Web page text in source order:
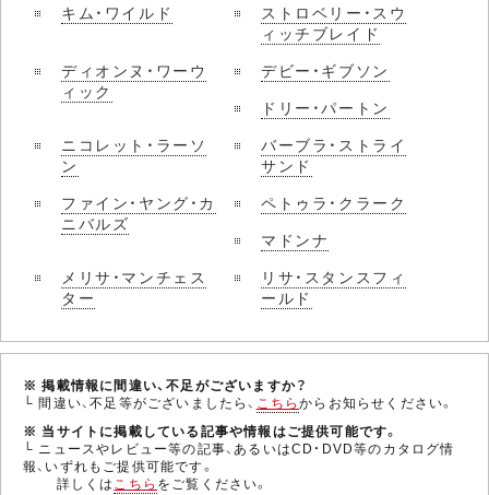
キム・ワイルド
ストロベリー・スウ
ィッチブレイド
ディオンヌ・ワーウ
ィック
デビー・ギブソン
ドリー・パートン
ニコレット・ラーソ
ン
バーブラ・ストライ
サンド
ファイン・ヤング・カ
ニバルズ
ペトゥラ・クラーク
マドンナ
メリサ・マンチェス
ター
リサ・スタンスフィ
ールド
※ 掲載情報に間違い、不足がございますか？
└ 間違い、不足等がございましたら、 こちらからお知らせください。
※ 当サイトに掲載している記事や情報はご提供可能です。
└ ニュースやレビュー等の記事、あるいはCD・DVD等のカタログ情
報、いずれもご提供可能です。
詳しくはこちら をご覧ください。